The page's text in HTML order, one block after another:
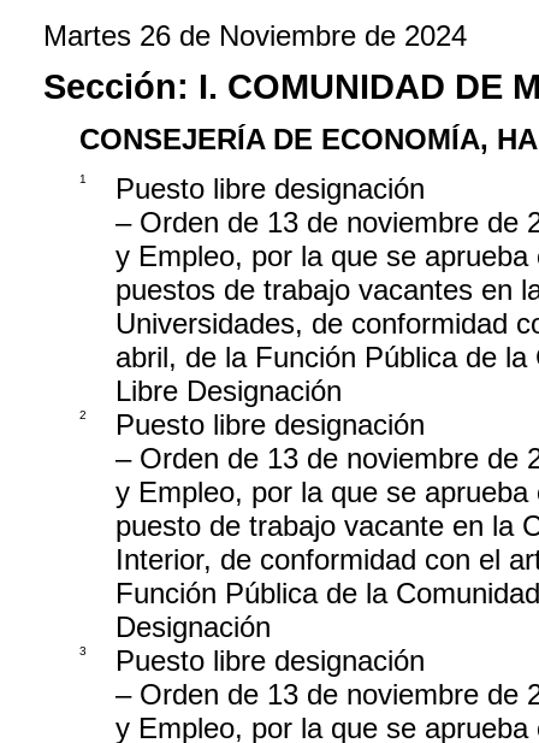
Martes 26 de Noviembre de 2024
Sección: I. COMUNIDAD DE
CONSEJERÍA DE ECONOMÍA,
1
Puesto libre designación
– Orden de 13 de noviembre de
y Empleo, por la que se
puestos de trabajo vacantes en
Universidades, de conformidad
abril, de la Función Pública de
Libre Designación
2
Puesto libre designación
– Orden de 13 de noviembre de
y Empleo, por la que se
puesto de trabajo vacante en la
Interior, de conformidad con el
Función Pública de la
Designación
3
Puesto libre designación
– Orden de 13 de noviembre de
y Empleo, por la que se